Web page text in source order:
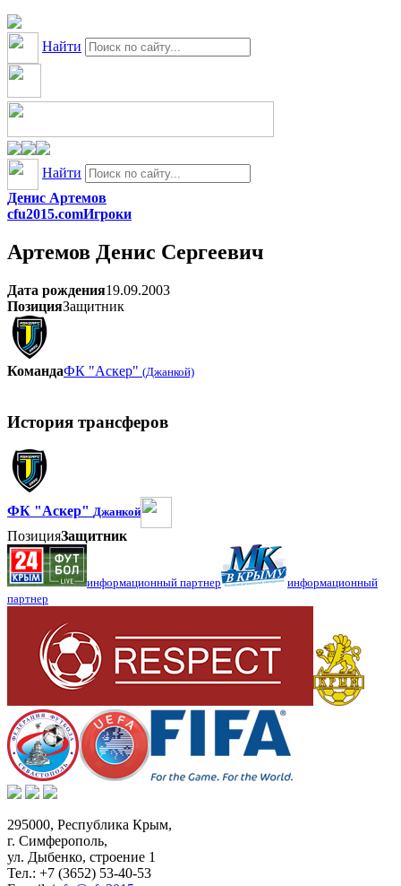
Найти
Найти
Денис Артемов
cfu2015.comИгроки
Артемов Денис Сергеевич
Дата рождения19.09.2003
ПозицияЗащитник
КомандаФК "Аскер" (Джанкой)
История трансферов
ФК "Аскер" Джанкой
ПозицияЗащитник
информационный партнер
информационный
партнер
295000, Республика Крым,
г. Симферополь,
ул. Дыбенко, строение 1
Тел.: +7 (3652) 53-40-53